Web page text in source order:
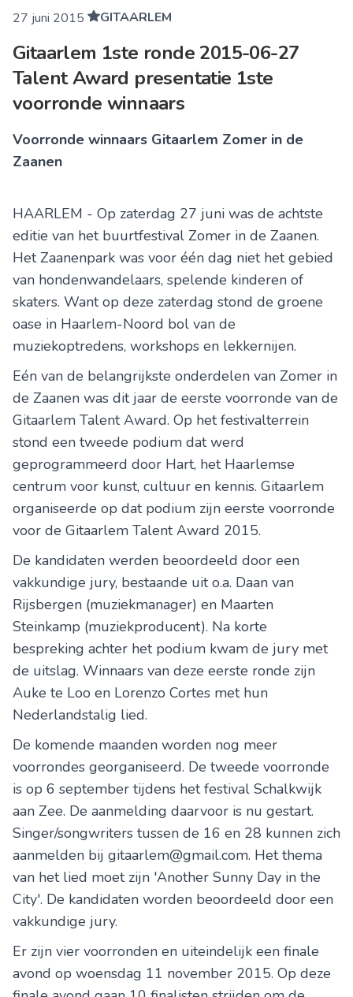
27 juni 2015 GITAARLEM
Gitaarlem 1ste ronde 2015-06-27
Talent Award presentatie 1ste
voorronde winnaars
Voorronde winnaars Gitaarlem Zomer in de
Zaanen
HAARLEM - Op zaterdag 27 juni was de achtste
editie van het buurtfestival Zomer in de Zaanen.
Het Zaanenpark was voor één dag niet het gebied
van hondenwandelaars, spelende kinderen of
skaters. Want op deze zaterdag stond de groene
oase in Haarlem-Noord bol van de
muziekoptredens, workshops en lekkernijen.
Eén van de belangrijkste onderdelen van Zomer in
de Zaanen was dit jaar de eerste voorronde van de
Gitaarlem Talent Award. Op het festivalterrein
stond een tweede podium dat werd
geprogrammeerd door Hart, het Haarlemse
centrum voor kunst, cultuur en kennis. Gitaarlem
organiseerde op dat podium zijn eerste voorronde
voor de Gitaarlem Talent Award 2015.
De kandidaten werden beoordeeld door een
vakkundige jury, bestaande uit o.a. Daan van
Rijsbergen (muziekmanager) en Maarten
Steinkamp (muziekproducent). Na korte
bespreking achter het podium kwam de jury met
de uitslag. Winnaars van deze eerste ronde zijn
Auke te Loo en Lorenzo Cortes met hun
Nederlandstalig lied.
De komende maanden worden nog meer
voorrondes georganiseerd. De tweede voorronde
is op 6 september tijdens het festival Schalkwijk
aan Zee. De aanmelding daarvoor is nu gestart.
Singer/songwriters tussen de 16 en 28 kunnen zich
aanmelden bij gitaarlem@gmail.com. Het thema
van het lied moet zijn 'Another Sunny Day in the
City'. De kandidaten worden beoordeeld door een
vakkundige jury.
Er zijn vier voorronden en uiteindelijk een finale
avond op woensdag 11 november 2015. Op deze